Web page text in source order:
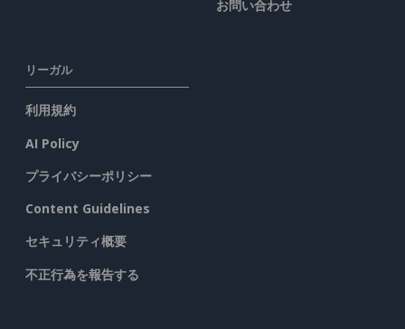
お問い合わせ
リーガル
利用規約
AI Policy
プライバシーポリシー
Content Guidelines
セキュリティ概要
不正行為を報告する